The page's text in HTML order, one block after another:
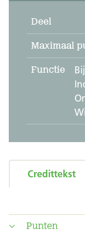
Deel
Maximaal
Functie
Credittekst
Punten